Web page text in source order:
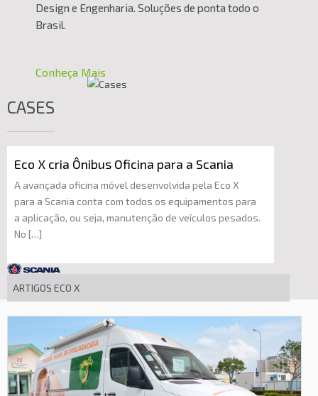
Design e Engenharia. Soluções de ponta todo o
Brasil.
Conheça Mais
CASES
Eco X cria Ônibus Oficina para a Scania
A avançada oficina móvel desenvolvida pela Eco X
para a Scania conta com todos os equipamentos para
a aplicação, ou seja, manutenção de veículos pesados.
No […]
ARTIGOS ECO X